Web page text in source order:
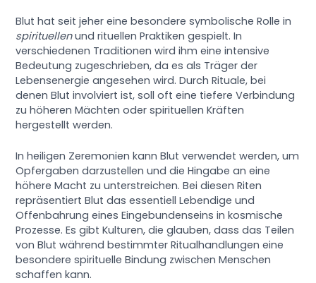
Blut hat seit jeher eine besondere symbolische Rolle in
spirituellenund rituellen Praktiken gespielt. In
verschiedenen Traditionen wird ihm eine intensive
Bedeutung zugeschrieben, da es als Träger der
Lebensenergie angesehen wird. Durch Rituale, bei
denen Blut involviert ist, soll oft eine tiefere Verbindung
zu höheren Mächten oder spirituellen Kräften
hergestellt werden.
In heiligen Zeremonien kann Blut verwendet werden, um
Opfergaben darzustellen und die Hingabe an eine
höhere Macht zu unterstreichen. Bei diesen Riten
repräsentiert Blut das essentiell Lebendige und
Offenbahrung eines Eingebundenseins in kosmische
Prozesse. Es gibt Kulturen, die glauben, dass das Teilen
von Blut während bestimmter Ritualhandlungen eine
besondere spirituelle Bindung zwischen Menschen
schaffen kann.